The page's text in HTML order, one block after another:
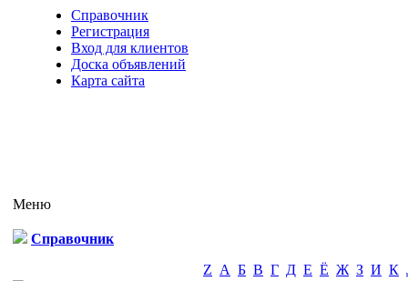
Справочник
Регистрация
Вход для клиентов
Доска объявлений
Карта сайта
Меню
Справочник
Z А Б В Г Д Е Ё Ж З И К